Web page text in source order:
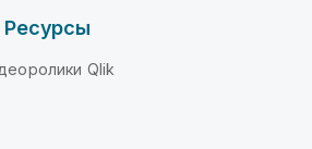
Qlik